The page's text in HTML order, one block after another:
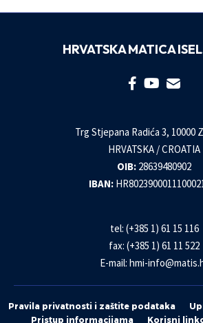
HRVATSKA MATICA
Trg Stjepana Radića 3, 10000
HRVATSKA / CROATIA
OIB: 28639480902
IBAN:
tel: (+385 1) 61 15 116
fax: (+385 1) 61 11 522
E-mail: hmi-
Pravila privatnosti i zaštite podataka
Pristup informacijama
Korisni